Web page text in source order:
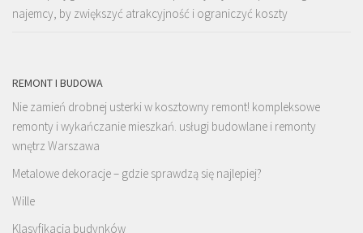
najemcy, by zwiększyć atrakcyjność i ograniczyć koszty
REMONT I BUDOWA
Nie zamień drobnej usterki w kosztowny remont! kompleksowe
remonty i wykańczanie mieszkań. usługi budowlane i remonty
wnętrz Warszawa
Metalowe dekoracje – gdzie sprawdzą się najlepiej?
Wille
Klasyfikacja budynków